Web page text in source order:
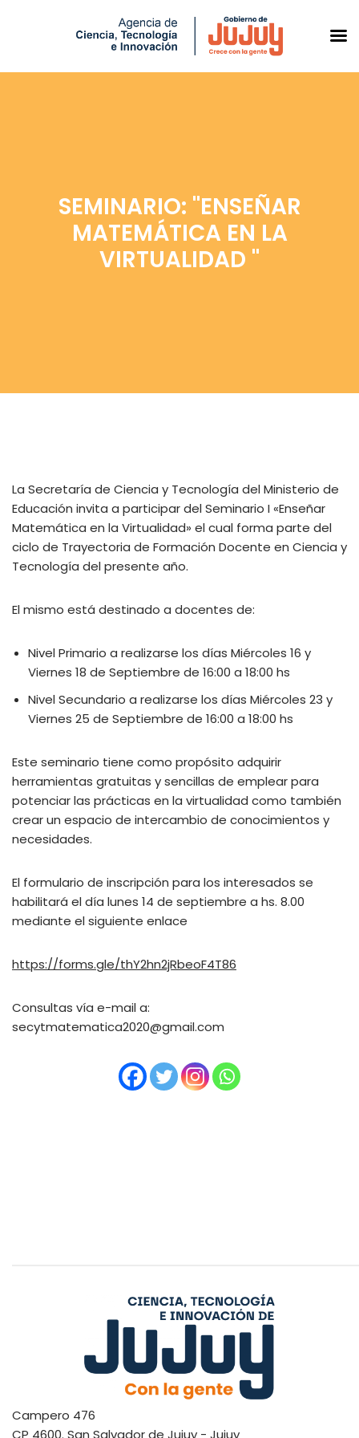
SEMINARIO: "ENSEÑAR
MATEMÁTICA EN LA
VIRTUALIDAD "
La Secretaría de Ciencia y Tecnología del Ministerio de
Educación invita a participar del Seminario I «Enseñar
Matemática en la Virtualidad» el cual forma parte del
ciclo de Trayectoria de Formación Docente en Ciencia y
Tecnología del presente año.
El mismo está destinado a docentes de:
Nivel Primario a realizarse los días Miércoles 16 y
Viernes 18 de Septiembre de 16:00 a 18:00 hs
Nivel Secundario a realizarse los días Miércoles 23 y
Viernes 25 de Septiembre de 16:00 a 18:00 hs
Este seminario tiene como propósito adquirir
herramientas gratuitas y sencillas de emplear para
potenciar las prácticas en la virtualidad como también
crear un espacio de intercambio de conocimientos y
necesidades.
El formulario de inscripción para los interesados se
habilitará el día lunes 14 de septiembre a hs. 8.00
mediante el siguiente enlace
https://forms.gle/thY2hn2jRbeoF4T86
Consultas vía e-mail a:
secytmatematica2020@gmail.com
Campero 476
CP 4600. San Salvador de Jujuy - Jujuy